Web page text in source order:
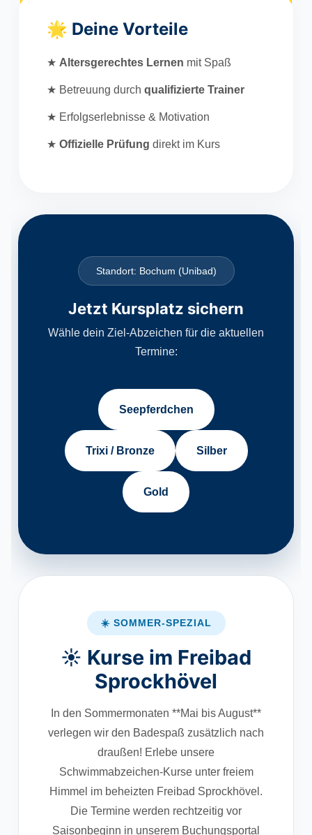
🌟 Deine Vorteile
★ Altersgerechtes Lernen mit Spaß
★ Betreuung durch qualifizierte Trainer
★ Erfolgserlebnisse & Motivation
★ Offizielle Prüfung direkt im Kurs
Standort: Bochum (Unibad)
Jetzt Kursplatz sichern
Wähle dein Ziel-Abzeichen für die aktuellen
Termine:
Seepferdchen
Trixi / Bronze Silber
Gold
☀️ SOMMER-SPEZIAL
☀️ Kurse im Freibad
Sprockhövel
In den Sommermonaten **Mai bis August**
verlegen wir den Badespaß zusätzlich nach
draußen! Erlebe unsere
Schwimmabzeichen-Kurse unter freiem
Himmel im beheizten Freibad Sprockhövel.
Die Termine werden rechtzeitig vor
Saisonbeginn in unserem Buchungsportal